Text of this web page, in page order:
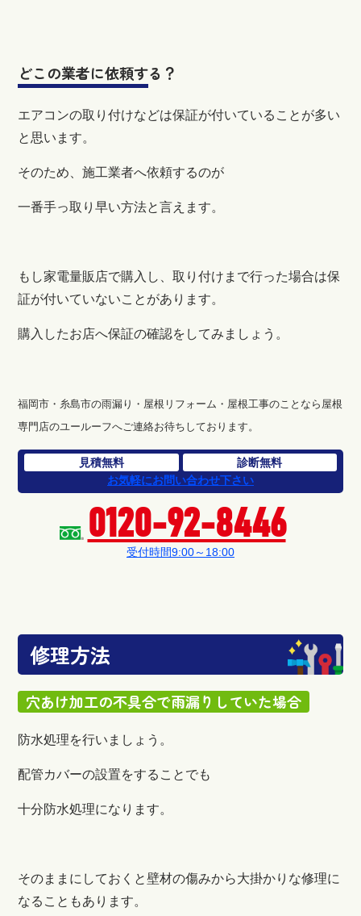
どこの業者に依頼する？
エアコンの取り付けなどは保証が付いていることが多い
と思います。
そのため、施工業者へ依頼するのが
一番手っ取り早い方法と言えます。
もし家電量販店で購入し、取り付けまで行った場合は保
証が付いていないことがあります。
購入したお店へ保証の確認をしてみましょう。
福岡市・糸島市の雨漏り・屋根リフォーム・屋根工事のことなら屋根
専門店のユールーフへご連絡お待ちしております。
見積無料
診断無料
お気軽にお問い合わせ下さい
0120-92-8446
受付時間9:00～18:00
修理方法
穴あけ加工の不具合で雨漏りしていた場合
防水処理を行いましょう。
配管カバーの設置をすることでも
十分防水処理になります。
そのままにしておくと壁材の傷みから大掛かりな修理に
なることもあります。